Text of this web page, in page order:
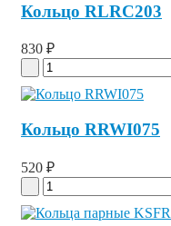
Кольцо RLRC203
830 ₽
Кольцо RRWI075
520 ₽